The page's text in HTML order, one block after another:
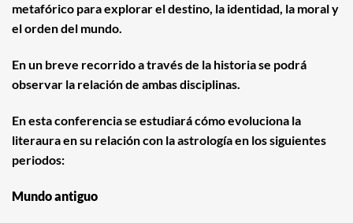
metafórico para explorar el destino, la identidad, la moral y
el orden del mundo.
En un breve recorrido a través de la historia se podrá
observar la relación de ambas disciplinas.
En esta conferencia se estudiará cómo evoluciona la
literaura en su relación con la astrología en los siguientes
periodos:
Mundo antiguo